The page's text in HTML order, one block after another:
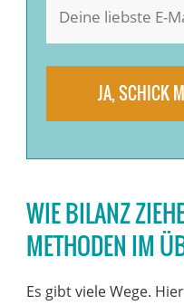
JA, SCHICK
WIE BILANZ
METHODEN IM
Es gibt viele Wege.